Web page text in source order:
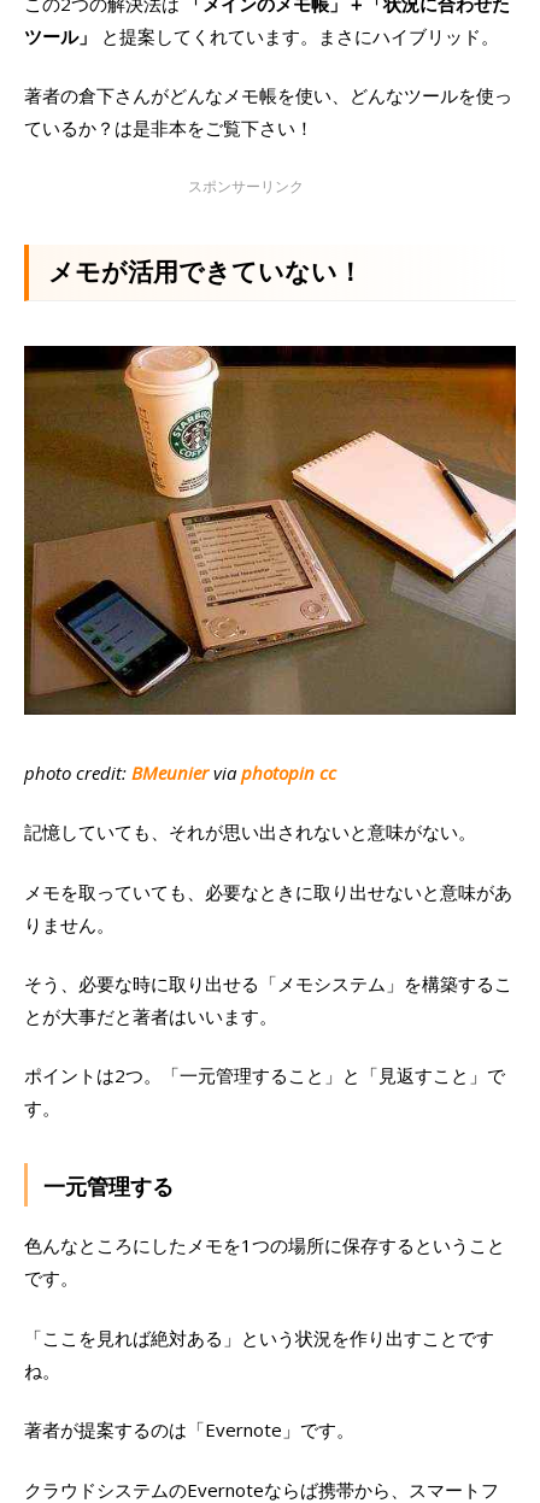
ツール」
と提案してくれています。まさにハイブリッド。
著者の倉下さんがどんなメモ帳を使い、どんなツールを使っ
ているか？は是非本をご覧下さい！
メモが活用できていない！
photo credit: BMeuniervia photopin cc
記憶していても、それが思い出されないと意味がない。
メモを取っていても、必要なときに取り出せないと意味があ
りません。
そう、必要な時に取り出せる「メモシステム」を構築するこ
とが大事だと著者はいいます。
ポイントは2つ。「一元管理すること」と「見返すこと」で
す。
一元管理する
色んなところにしたメモを1つの場所に保存するということ
です。
「ここを見れば絶対ある」という状況を作り出すことです
ね。
著者が提案するのは「Evernote」です。
クラウドシステムのEvernoteならば携帯から、スマートフ